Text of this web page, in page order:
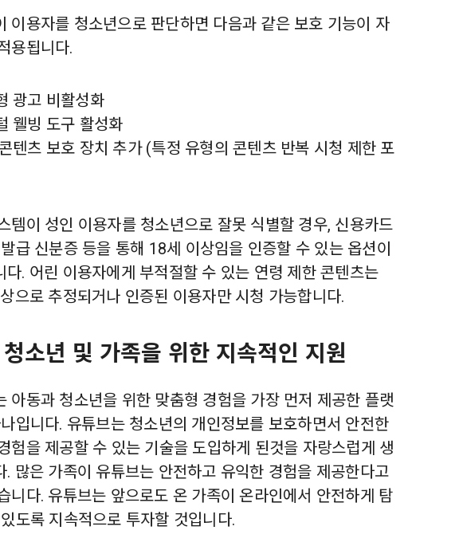
이용자를 청소년으로 판단하면 다음과 같은 보호 기능이 자
용됩니다.
광고 비활성화
웰빙 도구 활성화
텐츠 보호 장치 추가 (특정 유형의 콘텐츠 반복 시청 제한 포
템이 성인 이용자를 청소년으로 잘못 식별할 경우, 신용카드
급 신분증 등을 통해 18세 이상임을 인증할 수 있는 옵션이
다. 어린 이용자에게 부적절할 수 있는 연령 제한 콘텐츠는
으로 추정되거나 인증된 이용자만 시청 가능합니다.
소년 및 가족을 위한 지속적인 지원
아동과 청소년을 위한 맞춤형 경험을 가장 먼저 제공한 플랫
입니다. 유튜브는 청소년의 개인정보를 보호하면서 안전한
험을 제공할 수 있는 기술을 도입하게 된것을 자랑스럽게 생
. 많은 가족이 유튜브는 안전하고 유익한 경험을 제공한다고
니다. 유튜브는 앞으로도 온 가족이 온라인에서 안전하게 탐
도록 지속적으로 투자할 것입니다.